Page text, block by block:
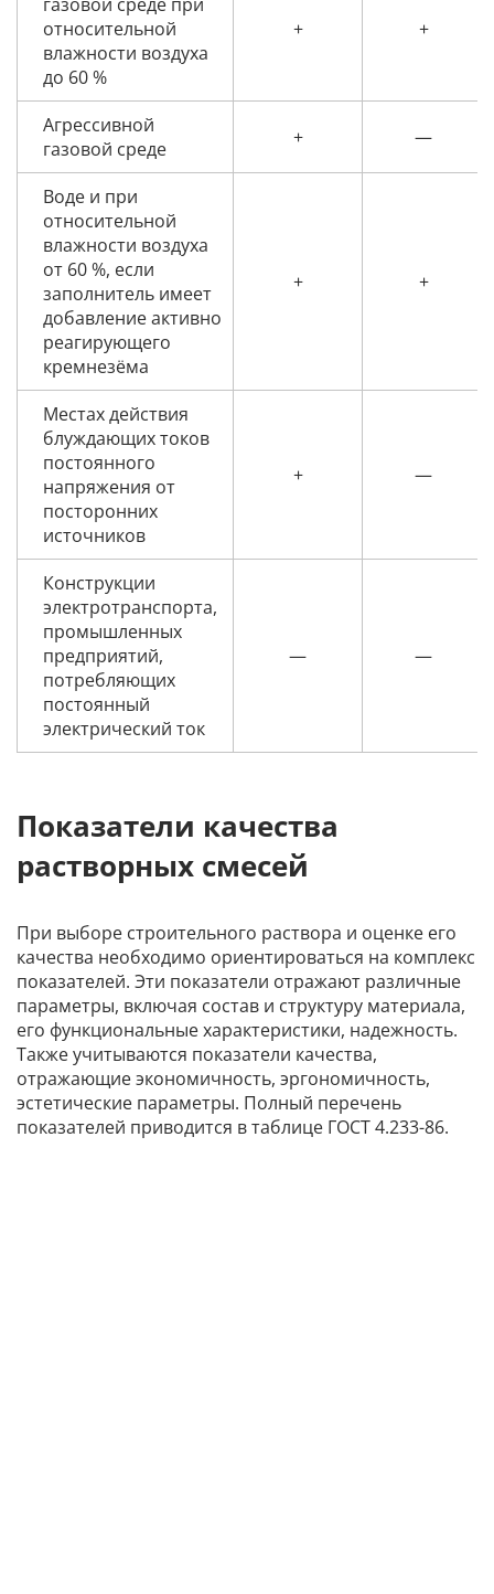
относительной
влажности воздуха
до 60 %
+ +
Агрессивной
газовой среде
+ —
Воде и при
относительной
влажности воздуха
от 60 %, если
заполнитель имеет
добавление активно
реагирующего
кремнезёма
+ +
Местах действия
блуждающих токов
постоянного
напряжения от
посторонних
источников
+ —
Конструкции
электротранспорта,
промышленных
предприятий,
потребляющих
постоянный
электрический ток
— —
Показатели качества
растворных смесей
При выборе строительного раствора и оценке его
качества необходимо ориентироваться на комплекс
показателей. Эти показатели отражают различные
параметры, включая состав и структуру материала,
его функциональные характеристики, надежность.
Также учитываются показатели качества,
отражающие экономичность, эргономичность,
эстетические параметры. Полный перечень
показателей приводится в таблице ГОСТ 4.233-86.